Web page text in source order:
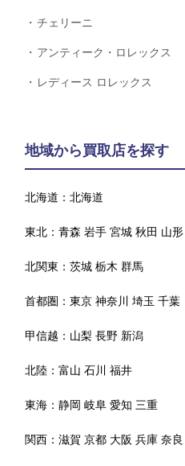
チェリーニ
アンティーク・ロレックス
レディース ロレックス
地域から買取店を探す
北海道：北海道
東北：青森 岩手 宮城 秋田 山形
北関東：茨城 栃木 群馬
首都圏：東京 神奈川 埼玉 千葉
甲信越： 山梨 長野 新潟
北陸：富山 石川 福井
東海：静岡 岐阜 愛知 三重
関西：滋賀 京都 大阪 兵庫 奈良